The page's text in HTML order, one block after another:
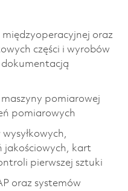
oraz
części i wyrobów
pomiarowej
pomiarowych
jakościowych, kart
pierwszej sztuki
oraz systemów